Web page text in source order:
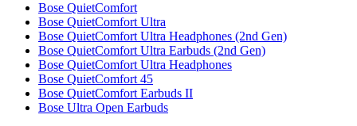
Bose QuietComfort
Bose QuietComfort Ultra
Bose QuietComfort Ultra Headphones (2nd Gen)
Bose QuietComfort Ultra Earbuds (2nd Gen)
Bose QuietComfort Ultra Headphones
Bose QuietComfort 45
Bose QuietComfort Earbuds II
Bose Ultra Open Earbuds